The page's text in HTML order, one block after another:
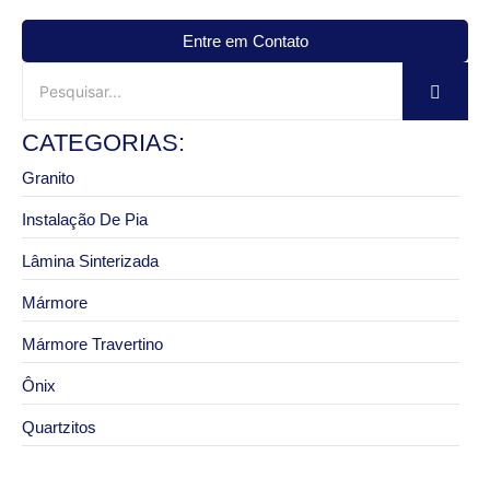
Entre em Contato
CATEGORIAS:
Granito
Instalação De Pia
Lâmina Sinterizada
Mármore
Mármore Travertino
Ônix
Quartzitos